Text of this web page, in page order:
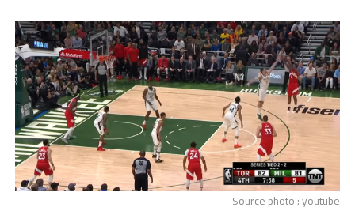
Source photo : youtube